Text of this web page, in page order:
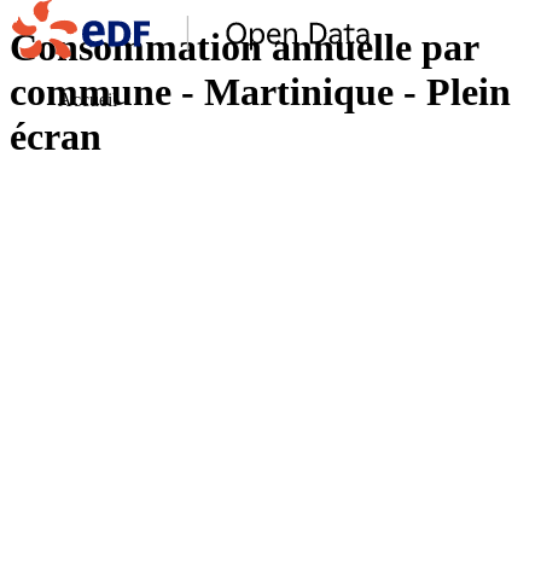
Accueil
Consommation annuelle par
commune - Martinique - Plein
écran